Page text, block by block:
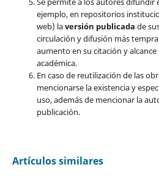
ejemplo, en repositorios
web) laversión publicada de
circulación y difusión más
aumento en su citación y
académica.
En caso de reutilización de las
mencionarse la existencia y
uso, además de mencionar la
publicación.
Artículos similares